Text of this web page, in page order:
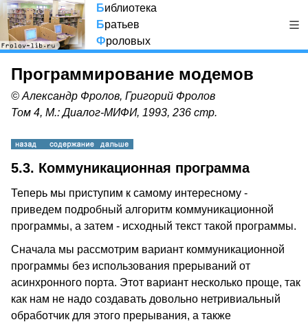
Библиотека
Братьев
Фроловых
Программирование модемов
© Александр Фролов, Григорий Фролов
Том 4, М.: Диалог-МИФИ, 1993, 236 стр.
5.3. Коммуникационная программа
Теперь мы приступим к самому интересному -
приведем подробный алгоритм коммуникационной
программы, а затем - исходный текст такой программы.
Сначала мы рассмотрим вариант коммуникационной
программы без использования прерываний от
асинхронного порта. Этот вариант несколько проще, так
как нам не надо создавать довольно нетривиальный
обработчик для этого прерывания, а также